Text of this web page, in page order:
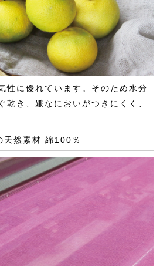
性に優れています。そのため水分
乾き、嫌なにおいがつきにくく、
天然素材 綿100％